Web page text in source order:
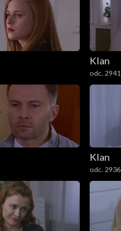
Klan
odc. 2941
Klan
odc. 2936